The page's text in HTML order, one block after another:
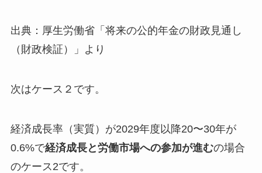
出典：厚生労働省「将来の公的年金の財政見通し
（財政検証）」より
次はケース２です。
経済成長率（実質）が2029年度以降20〜30年が
0.6%で経済成長と労働市場への参加が進むの場合
のケース2です。